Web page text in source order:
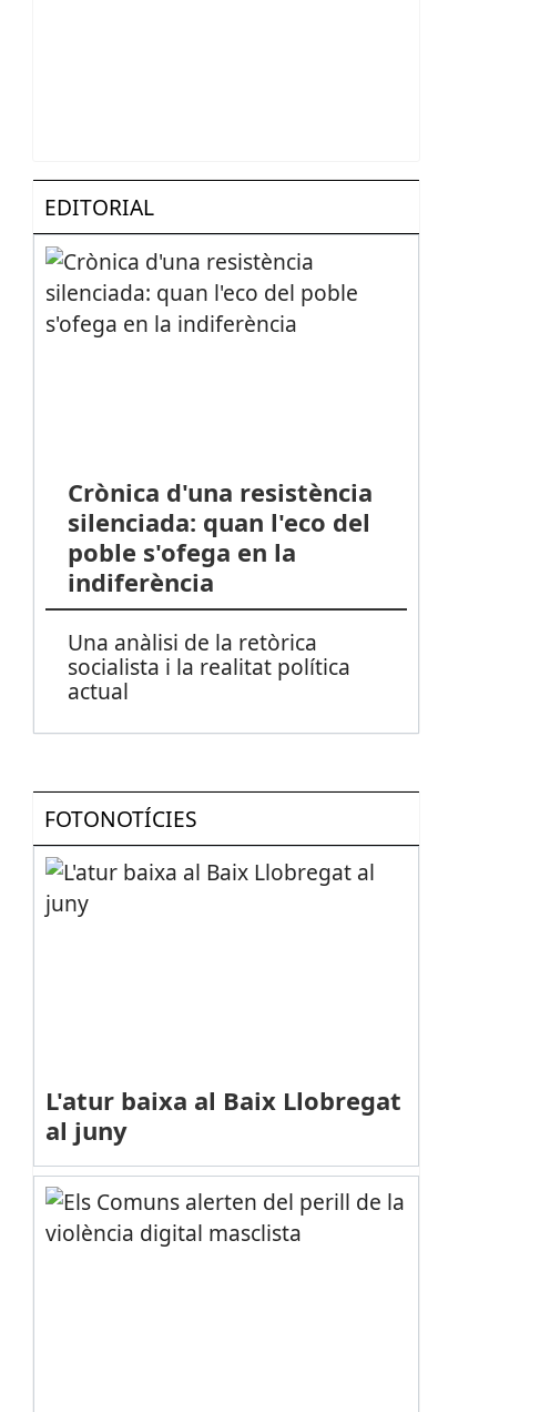
EDITORIAL
Crònica d'una resistència
silenciada: quan l'eco del
poble s'ofega en la
indiferència
Una anàlisi de la retòrica
socialista i la realitat política
actual
FOTONOTÍCIES
L'atur baixa al Baix Llobregat
al juny